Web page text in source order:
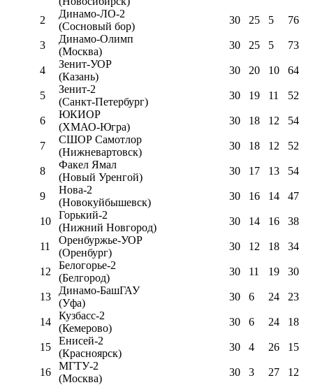
2
Динамо-ЛО-2
(Сосновый бор)
30 25 5 76
3
Динамо-Олимп
(Москва)
30 25 5 73
4
Зенит-УОР
(Казань)
30 20 10 64
5
Зенит-2
(Санкт-Петербург)
30 19 11 52
6
ЮКИОР
(ХМАО-Югра)
30 18 12 54
7
СШОР Самотлор
(Нижневартовск)
30 18 12 52
8
Факел Ямал
(Новый Уренгой)
30 17 13 54
9
Нова-2
(Новокуйбышевск)
30 16 14 47
10
Горький-2
(Нижний Новгород)
30 14 16 38
11
Оренбуржье-УОР
(Оренбург)
30 12 18 34
12
Белогорье-2
(Белгород)
30 11 19 30
13
Динамо-БашГАУ
(Уфа)
30 6 24 23
14
Кузбасс-2
(Кемерово)
30 6 24 18
15
Енисей-2
(Красноярск)
30 4 26 15
16
МГТУ-2
(Москва)
30 3 27 12